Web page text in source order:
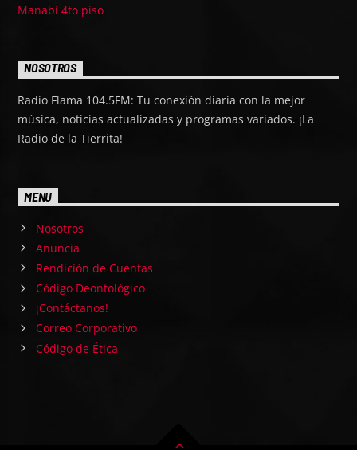
Manabí 4to piso
NOSOTROS
Radio Flama 104.5FM: Tu conexión diaria con la mejor
música, noticias actualizadas y programas variados. ¡La
Radio de la Tierrita!
MENU
Nosotros
Anuncia
Rendición de Cuentas
Código Deontológico
¡Contáctanos!
Correo Corporativo
Código de Ética